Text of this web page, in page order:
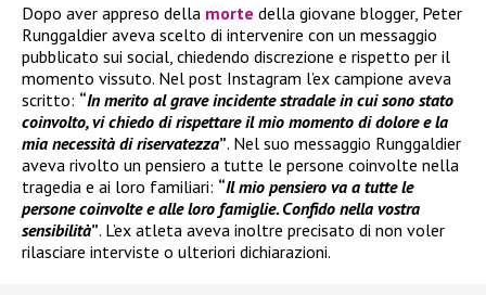
Dopo aver appreso della morte della giovane blogger, Peter
Runggaldier aveva scelto di intervenire con un messaggio
pubblicato sui social, chiedendo discrezione e rispetto per il
momento vissuto. Nel post Instagram l’ex campione aveva
scritto: “In merito al grave incidente stradale in cui sono stato
coinvolto, vi chiedo di rispettare il mio momento di dolore e la
mia necessità di riservatezza”. Nel suo messaggio Runggaldier
aveva rivolto un pensiero a tutte le persone coinvolte nella
tragedia e ai loro familiari: “Il mio pensiero va a tutte le
persone coinvolte e alle loro famiglie. Confido nella vostra
sensibilità”. L’ex atleta aveva inoltre precisato di non voler
rilasciare interviste o ulteriori dichiarazioni.